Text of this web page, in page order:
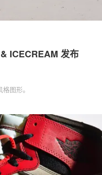
ICECREAM 发布
图形。